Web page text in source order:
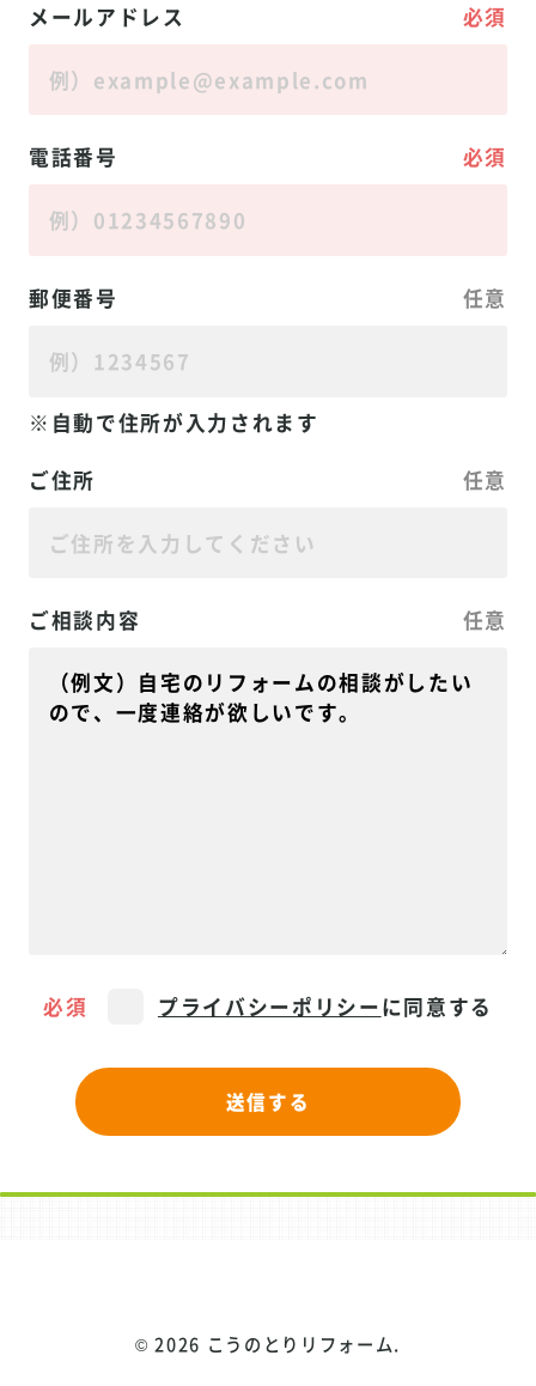
メールアドレス 必須
電話番号 必須
郵便番号 任意
自動で住所が入力されます
ご住所
任意
ご相談内容 任意
必須 プライバシーポリシーに同意する
©2026 こうのとりリフォーム.